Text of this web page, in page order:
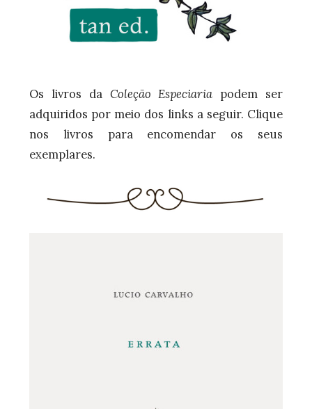
Os livros da Coleção Especiaria podem ser
adquiridos por meio dos links a seguir. Clique
nos livros para encomendar os seus
exemplares.